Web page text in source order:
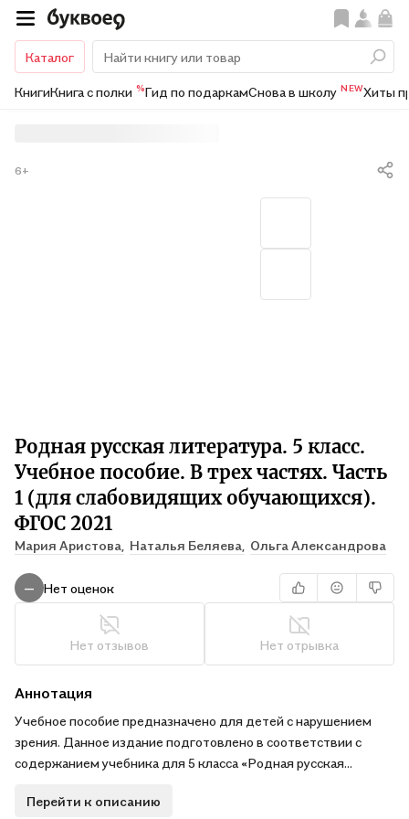
Каталог
КнигиКнига с полки %Гид по подаркамСнова в школу NEWХиты
Родная русская литература. 5 класс.
Учебное пособие. В трех частях. Часть
1 (для слабовидящих обучающихся).
ФГОС 2021
Мария Аристова, Наталья Беляева, Ольга Александрова
6+
— Нет оценок
Нет отзывов Нет отрывка
Аннотация
Учебное пособие предназначено для детей с нарушением
зрения. Данное издание подготовлено в соответствии с
содержанием учебника для 5 класса «Родная русская
Беляевой и др. [2-е изд., перераб. – М.: Просвещение, 2023] с
Перейти к описанию